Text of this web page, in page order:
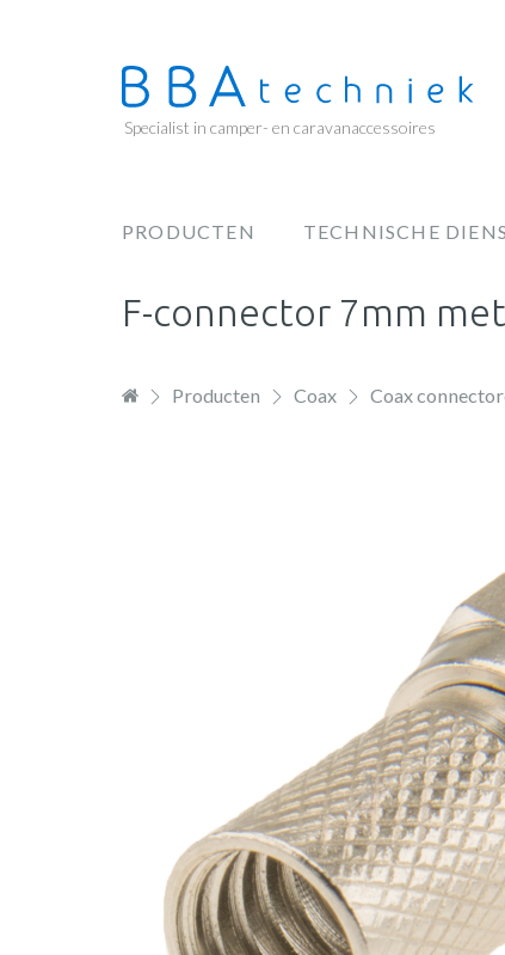
Specialist in camper- en caravanaccessoires
PRODUCTEN TECHNISCHE
F-connector 7mm
Producten Coax Coax